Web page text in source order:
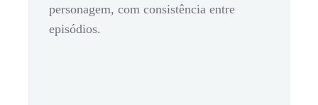
personagem, com consistência entre
episódios.